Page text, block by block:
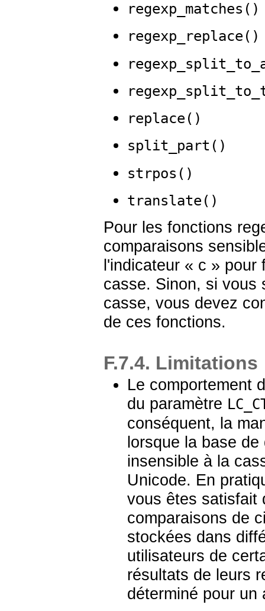
regexp_matches()
regexp_replace()
replace()
split_part()
strpos()
translate()
Pour les fonctions
comparaisons
l'indicateur « c » pour
casse. Sinon, si vous
casse, vous devez
de ces fonctions.
F.7.4. Limitations
Le comportement
du paramètre
conséquent, la
lorsque la base
insensible à la
Unicode. En
vous êtes satisfait
comparaisons de
stockées dans
utilisateurs de
résultats de leurs
déterminé pour un